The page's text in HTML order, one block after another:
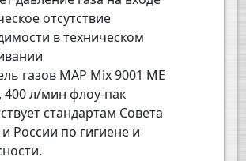
отсутствие
в техническом
газов MAP Mix 9001 ME
400 л/мин флоу-пак
стандартам Совета
России по гигиене и